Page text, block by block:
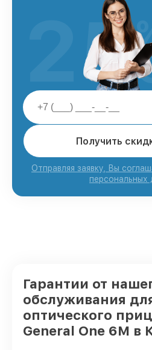
Получить
Отправляя заявку, Вы
персональных
25
Гарантии от
обслуживания
оптического
General One 6M в